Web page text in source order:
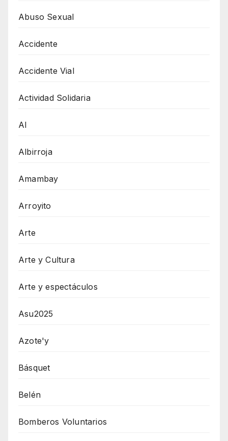
Abuso Sexual
Accidente
Accidente Vial
Actividad Solidaria
AI
Albirroja
Amambay
Arroyito
Arte
Arte y Cultura
Arte y espectáculos
Asu2025
Azote'y
Básquet
Belén
Bomberos Voluntarios